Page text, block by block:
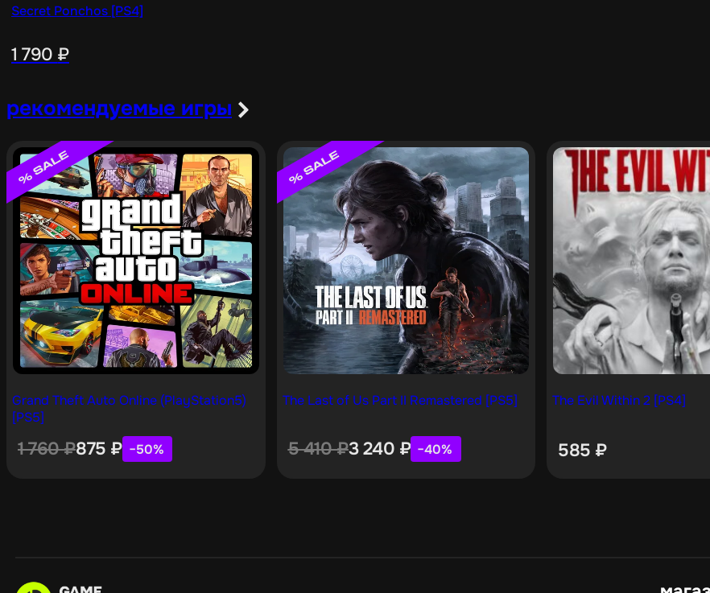
Secret Ponchos [PS4]
1 790 ₽
рекомендуемые игры
Grand Theft Auto Online (PlayStation5)
[PS5]
1 760₽875 ₽ −50%
The Last of Us Part II Remastered [PS5]
5 410₽3 240 ₽ −40%
The Evil Within 2 [PS4]
585 ₽